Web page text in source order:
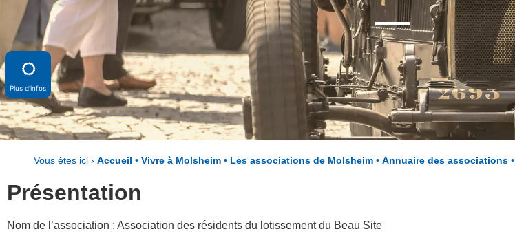
Vous êtes ici › Accueil • Vivre à Molsheim• Les associations de Molsheim• Annuaire des associations•
Présentation
Nom de l’association : Association des résidents du lotissement du Beau Site
Plus d'infos